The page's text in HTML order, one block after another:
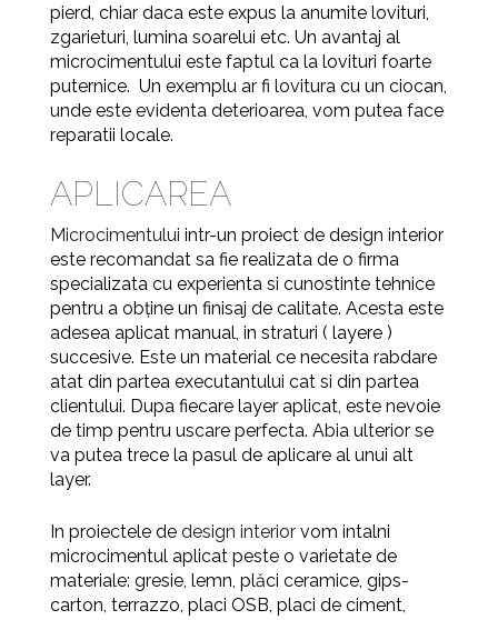
pierd, chiar daca este expus la anumite lovituri,
zgarieturi, lumina soarelui etc. Un avantaj al
microcimentului este faptul ca la lovituri foarte
puternice. Un exemplu ar fi lovitura cu un ciocan,
unde este evidenta deterioarea, vom putea face
reparatii locale.
APLICAREA
Microcimentului intr-un proiect de design interior
este recomandat sa fie realizata de o firma
specializata cu experienta si cunostinte tehnice
pentru a obține un finisaj de calitate. Acesta este
adesea aplicat manual, in straturi ( layere )
succesive. Este un material ce necesita rabdare
atat din partea executantului cat si din partea
clientului. Dupa fiecare layer aplicat, este nevoie
de timp pentru uscare perfecta. Abia ulterior se
va putea trece la pasul de aplicare al unui alt
layer.
In proiectele de design interiorvom intalni
microcimentul aplicat peste o varietate de
materiale: gresie, lemn, plăci ceramice, gips-
carton, terrazzo, placi OSB, placi de ciment,